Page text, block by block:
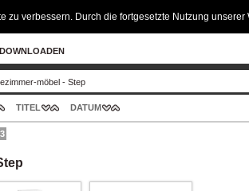
möbel - Step
TITEL DATUM
3
verbessern. Durch die fortgesetzte Nutzung